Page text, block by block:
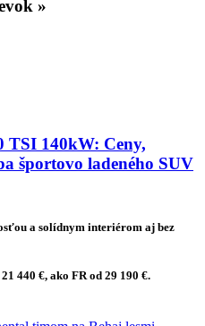
»
TSI 140kW: Ceny,
športovo ladeného SUV
a solídnym interiérom aj bez
440 €, ako FR od 29 190 €.